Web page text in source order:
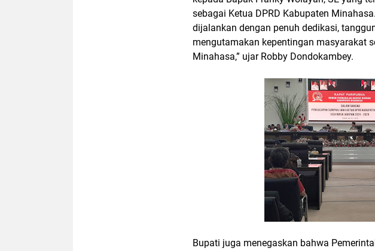
sebagai Ketua DPRD Kabupaten
dijalankan dengan penuh dedikasi,
mengutamakan kepentingan masyarakat
Minahasa,” ujar Robby Dondokambey.
Bupati juga menegaskan bahwa